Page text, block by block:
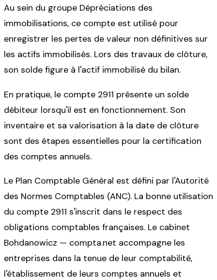
Au sein du groupe Dépréciations des
immobilisations, ce compte est utilisé pour
enregistrer les pertes de valeur non définitives sur
les actifs immobilisés. Lors des travaux de clôture,
son solde figure à l'actif immobilisé du bilan.
En pratique, le compte 2911 présente un solde
débiteur lorsqu'il est en fonctionnement. Son
inventaire et sa valorisation à la date de clôture
sont des étapes essentielles pour la certification
des comptes annuels.
Le Plan Comptable Général est défini par l'Autorité
des Normes Comptables (ANC). La bonne utilisation
du compte 2911 s'inscrit dans le respect des
obligations comptables françaises. Le cabinet
Bohdanowicz — compta.net accompagne les
entreprises dans la tenue de leur comptabilité,
l'établissement de leurs comptes annuels et